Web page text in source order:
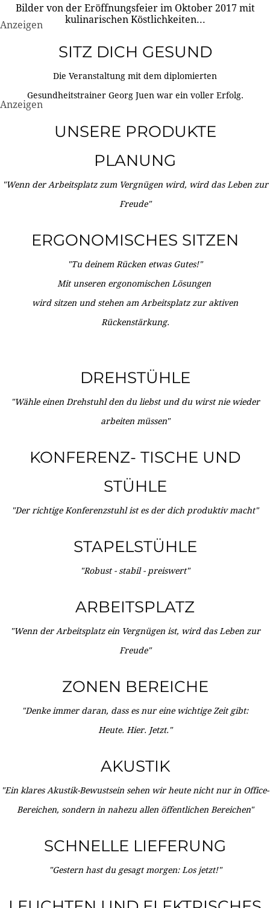
Bilder von der Eröffnungsfeier im Oktober 2017 mit
kulinarischen Köstlichkeiten...
Anzeigen
SITZ DICH GESUND
Die Veranstaltung mit dem diplomierten
Gesundheitstrainer Georg Juen war ein voller Erfolg.
Anzeigen
UNSERE PRODUKTE
PLANUNG
"Wenn der Arbeitsplatz zum Vergnügen wird, wird das Leben zur
Freude"
ERGONOMISCHES SITZEN
"Tu deinem Rücken etwas Gutes!"
Mit unseren ergonomischen Lösungen
wird sitzen und stehen am Arbeitsplatz zur aktiven
Rückenstärkung.
DREHSTÜHLE
"Wähle einen Drehstuhl den du liebst und du wirst nie wieder
arbeiten müssen"
KONFERENZ- TISCHE UND
STÜHLE
"Der richtige Konferenzstuhl ist es der dich produktiv macht"
STAPELSTÜHLE
"Robust - stabil - preiswert"
ARBEITSPLATZ
"Wenn der Arbeitsplatz ein Vergnügen ist, wird das Leben zur
Freude"
ZONEN BEREICHE
"Denke immer daran, dass es nur eine wichtige Zeit gibt:
Heute. Hier. Jetzt."
AKUSTIK
"Ein klares Akustik-Bewustsein sehen wir heute nicht nur in Office-
Bereichen, sondern in nahezu allen öffentlichen Bereichen"
SCHNELLE LIEFERUNG
"Gestern hast du gesagt morgen: Los jetzt!"